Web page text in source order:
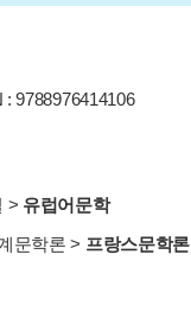
: 9788976414106
> 유럽어문학
문학론 > 프랑스문학론